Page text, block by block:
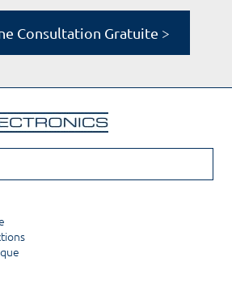
Consultation Gratuite >